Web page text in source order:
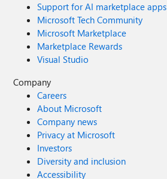
Support for AI marketplace apps
Microsoft Tech Community
Microsoft Marketplace
Marketplace Rewards
Visual Studio
Company
Careers
About Microsoft
Company news
Privacy at Microsoft
Investors
Diversity and inclusion
Accessibility